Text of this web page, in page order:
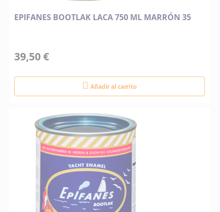
EPIFANES BOOTLAK LACA 750 ML MARRÓN 35
39,50 €
Añadir al carrito